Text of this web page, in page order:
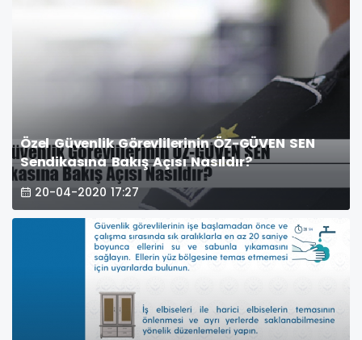
Özel Güvenlik Görevlilerinin ÖZ-GÜVEN SEN
Sendikasına Bakış Açısı Nasıldır?
20-04-2020 17:27